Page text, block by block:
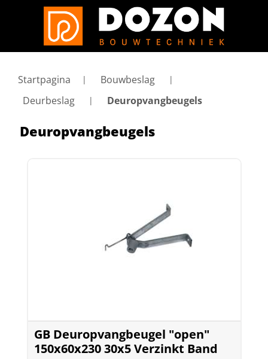
Startpagina
Bouwbeslag
Deurbeslag
Deuropvangbeugels
Deuropvangbeugels
GB Deuropvangbeugel "open"
150x60x230 30x5 Verzinkt Band